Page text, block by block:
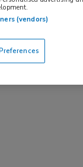
deze
zullen
mellitus.
(vendors)